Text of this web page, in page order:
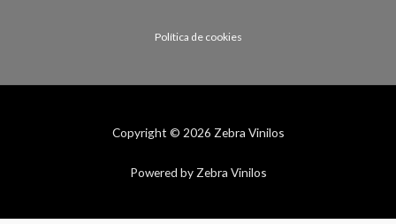
Política de cookies
Copyright © 2026 Zebra Vinilos
Powered by Zebra Vinilos